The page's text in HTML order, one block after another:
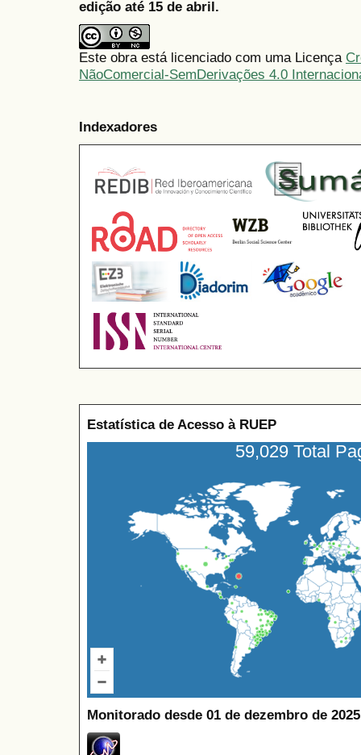
edição até 15 de abril.
Este obra está licenciado com uma Licença
NãoComercial-SemDerivações 4.0
Indexadores
Estatística de Acesso à RUEP
59,029 Total
Monitorado desde 01 de dezembro de